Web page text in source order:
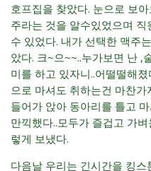
호프집을 찾았다. 눈으로 보
주라는 것을 알수있었으며
수 있었다. 내가 선택한 맥주
았다. 크~으~~..누가보면 난 ,
미를 하고 있자니..어떨떨해
으로 마셔도 취하는건 마찬
들어가 앉아 동아리를 틀고
만끽했다..모두가 즐겁고 가
렇게 보냈다.
다음날 우리는 긴시간을 킹